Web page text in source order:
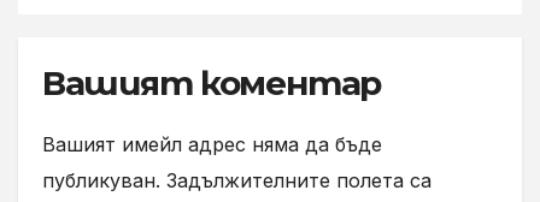
Вашият коментар
Вашият имейл адрес няма да бъде
публикуван. Задължителните полета са